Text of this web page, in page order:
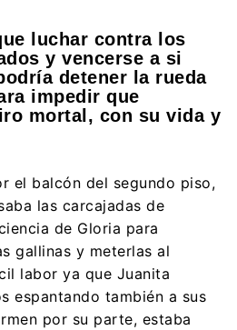
luchar contra los
y vencerse a si
detener la rueda
impedir que
mortal, con su vida y
el balcón del segundo piso,
las carcajadas de
de Gloria para
gallinas y meterlas al
labor ya que Juanita
espantando también a sus
por su parte, estaba